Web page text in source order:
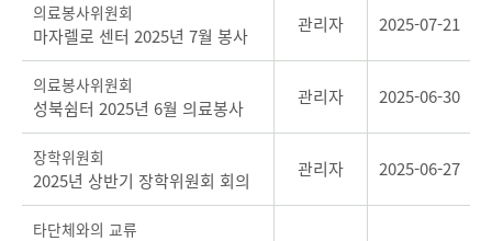
의료봉사위원회
마자렐로 센터 2025년 7월 봉사 관리자 2025-07-21
의료봉사위원회
성북쉼터 2025년 6월 의료봉사 관리자 2025-06-30
장학위원회
2025년 상반기 장학위원회 회의 관리자 2025-06-27
타단체와의 교류